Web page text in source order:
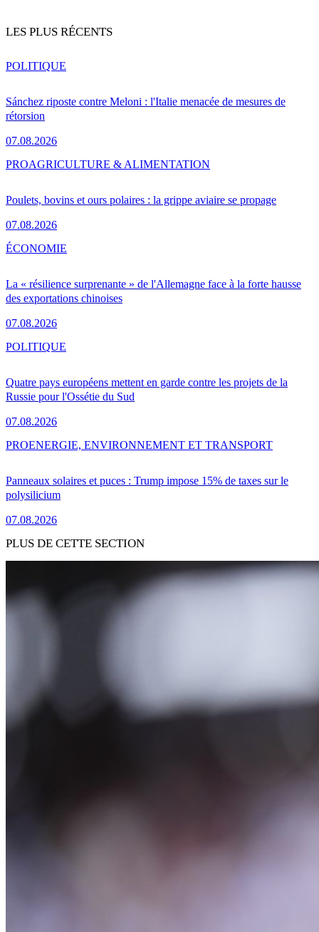
LES PLUS RÉCENTS
Sánchez riposte contre Meloni : l'Italie menacée de mesures de
rétorsion
07.08.2026
POLITIQUE
Poulets, bovins et ours polaires : la grippe aviaire se propage
07.08.2026
PROAGRICULTURE & ALIMENTATION
La « résilience surprenante » de l'Allemagne face à la forte hausse
des exportations chinoises
07.08.2026
ÉCONOMIE
Quatre pays européens mettent en garde contre les projets de la
Russie pour l'Ossétie du Sud
07.08.2026
POLITIQUE
Panneaux solaires et puces : Trump impose 15% de taxes sur le
polysilicium
07.08.2026
PROENERGIE, ENVIRONNEMENT ET TRANSPORT
PLUS DE CETTE SECTION